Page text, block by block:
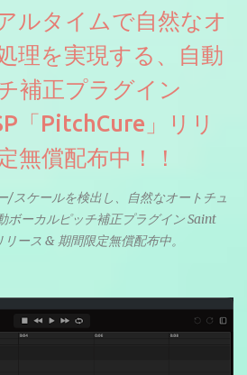
ルタイムで自然なオ
理を実現する、自動
補正プラグイン
「PitchCure」リリ
無償配布中！！
/スケールを検出し、自然なオートチュ
ボーカルピッチ補正プラグイン Saint
ース & 期間限定無償配布中。